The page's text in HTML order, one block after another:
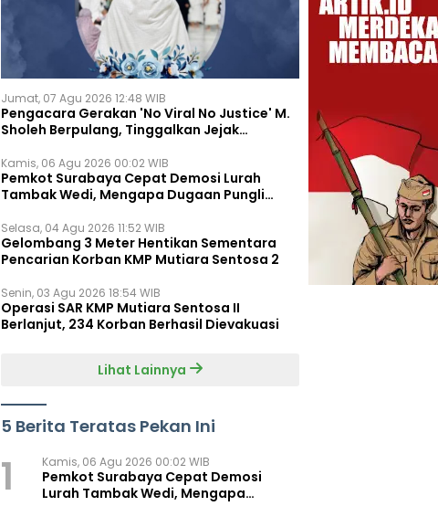
Jumat, 07 Agu 2026 12:48 WIB
Pengacara Gerakan 'No Viral No Justice' M.
Sholeh Berpulang, Tinggalkan Jejak
Kamis, 06 Agu 2026 00:02 WIB
Pemkot Surabaya Cepat Demosi Lurah
Tambak Wedi, Mengapa Dugaan Pungli
Selasa, 04 Agu 2026 11:52 WIB
Gelombang 3 Meter Hentikan Sementara
Pencarian Korban KMP Mutiara Sentosa 2
Senin, 03 Agu 2026 18:54 WIB
Operasi SAR KMP Mutiara Sentosa II
Berlanjut, 234 Korban Berhasil Dievakuasi
Lihat Lainnya
5 Berita Teratas Pekan Ini
1 Kamis, 06 Agu 2026 00:02 WIB
Pemkot Surabaya Cepat Demosi
Lurah Tambak Wedi, Mengapa